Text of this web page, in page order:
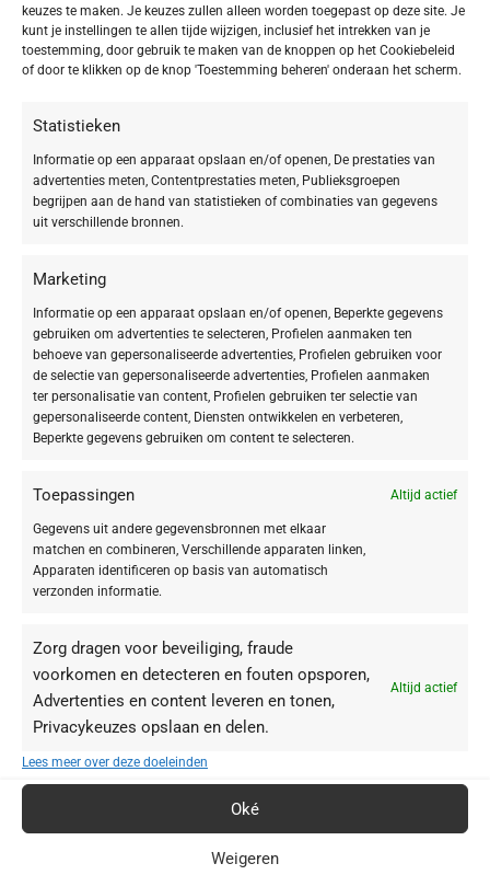
keuzes te maken. Je keuzes zullen alleen worden toegepast op deze site. Je
kunt je instellingen te allen tijde wijzigen, inclusief het intrekken van je
toestemming, door gebruik te maken van de knoppen op het Cookiebeleid
of door te klikken op de knop 'Toestemming beheren' onderaan het scherm.
Statistieken
Informatie op een apparaat opslaan en/of openen, De prestaties van
advertenties meten, Contentprestaties meten, Publieksgroepen
begrijpen aan de hand van statistieken of combinaties van gegevens
uit verschillende bronnen.
Marketing
Informatie op een apparaat opslaan en/of openen, Beperkte gegevens
gebruiken om advertenties te selecteren, Profielen aanmaken ten
behoeve van gepersonaliseerde advertenties, Profielen gebruiken voor
de selectie van gepersonaliseerde advertenties, Profielen aanmaken
ter personalisatie van content, Profielen gebruiken ter selectie van
gepersonaliseerde content, Diensten ontwikkelen en verbeteren,
Beperkte gegevens gebruiken om content te selecteren.
Toepassingen Altijd actief
Gegevens uit andere gegevensbronnen met elkaar
matchen en combineren, Verschillende apparaten linken,
Apparaten identificeren op basis van automatisch
verzonden informatie.
Zorg dragen voor beveiliging, fraude
voorkomen en detecteren en fouten opsporen,
Advertenties en content leveren en tonen,
Privacykeuzes opslaan en delen.
Altijd actief
Lees meer over deze doeleinden
Oké
Weigeren
HUIDTYPE
Droge huid
Gecombineerde huid
Gevoelige huid
Vette huid
Rijpe & veeleisende huid
VEGAN
Vegan
BABOR webshop | schoonheidsinstituut.nl
+31(0)85 016 0072
info@schoonheidsinstituut.nl
KVK: 96875941